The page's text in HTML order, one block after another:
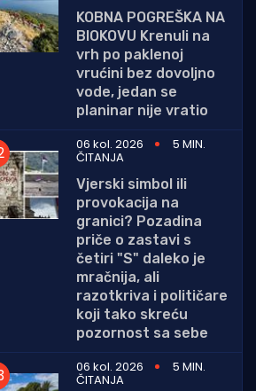
KOBNA POGREŠKA NA
BIOKOVU Krenuli na
vrh po paklenoj
vrućini bez dovoljno
vode, jedan se
planinar nije vratio
06 kol. 2026
5 MIN.
ČITANJA
Vjerski simbol ili
provokacija na
granici? Pozadina
priče o zastavi s
četiri "S" daleko je
mračnija, ali
razotkriva i političare
koji tako skreću
pozornost sa sebe
06 kol. 2026
5 MIN.
ČITANJA